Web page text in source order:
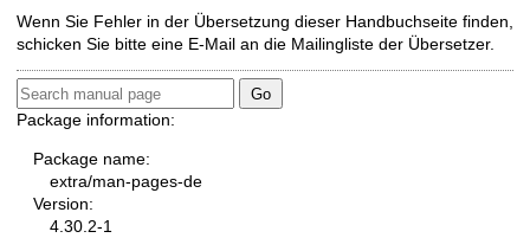
Wenn Sie Fehler in der Übersetzung dieser Handbuchseite finden,
schicken Sie bitte eine E-Mail an die Mailingliste der Übersetzer.
Package information:
Package name:
extra/man-pages-de
Version:
4.30.2-1